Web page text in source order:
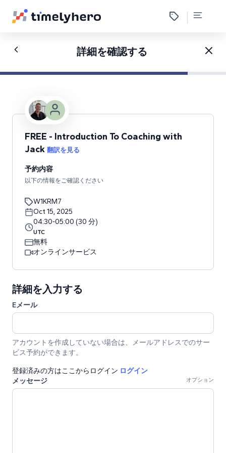
詳細を確認する
FREE - Introduction To Coaching with
Jack 翻訳を見る
予約内容
以下の情報をご確認ください
W1KRM7
Oct 15, 2025
04:30-05:00 (30 分)
UTC
無料
オンラインサービス
詳細を入力する
Eメール
アカウントを作成していない場合は、メールアドレスでのサー
ビス予約ができます。
登録済みの方はここからログイン ログイン
メッセージ
オプション